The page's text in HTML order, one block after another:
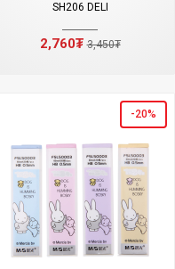
SH206 DELI
2,760₮3,450₮
-20%